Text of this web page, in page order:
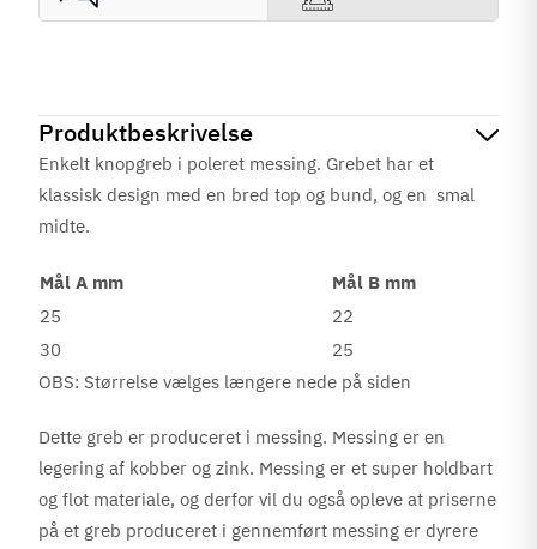
Produktbeskrivelse
Enkelt knopgreb i poleret messing. Grebet har et
klassisk design med en bred top og bund, og en smal
midte.
Mål A mm
Mål B mm
25
22
30
25
OBS: Størrelse vælges længere nede på siden
Dette greb er produceret i messing. Messing er en
legering af kobber og zink. Messing er et super holdbart
og flot materiale, og derfor vil du også opleve at priserne
på et greb produceret i gennemført messing er dyrere